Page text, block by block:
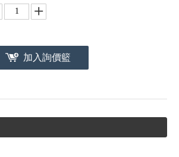
加入詢價籃